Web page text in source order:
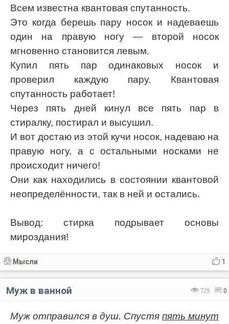
Всем известна квантовая спутанность.
Это когда берешь пару носок и надеваешь
один на правую ногу — второй носок
мгновенно становится левым.
Купил пять пар одинаковых носок и
проверил каждую пару. Квантовая
спутанность работает!
Через пять дней кинул все пять пар в
стиралку, постирал и высушил.
И вот достаю из этой кучи носок, надеваю на
правую ногу, а с остальными носками не
происходит ничего!
Они как находились в состоянии квантовой
неопределённости, так в ней и остались.
Вывод: стирка подрывает основы
мироздания!
1
Мысли
729 0
Муж в ванной
Муж отправился в душ. Спустя пять минут